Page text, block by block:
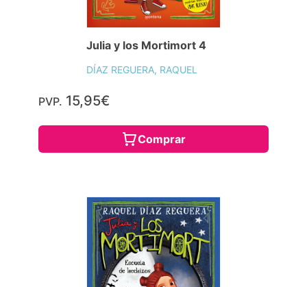
Julia y los Mortimort 4
DÍAZ REGUERA, RAQUEL
PVP. 15,95€
Comprar